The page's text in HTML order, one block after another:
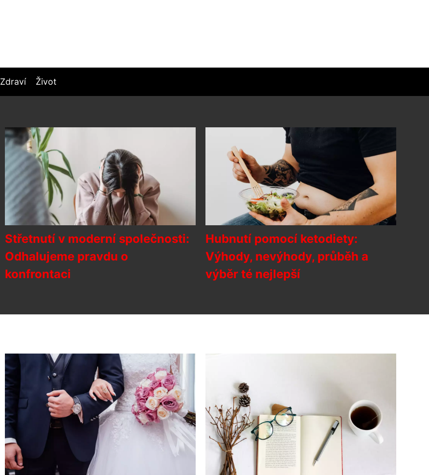
Zdraví Život
Střetnutí v moderní společnosti:
Odhalujeme pravdu o
konfrontaci
Hubnutí pomocí ketodiety:
Výhody, nevýhody, průběh a
výběr té nejlepší